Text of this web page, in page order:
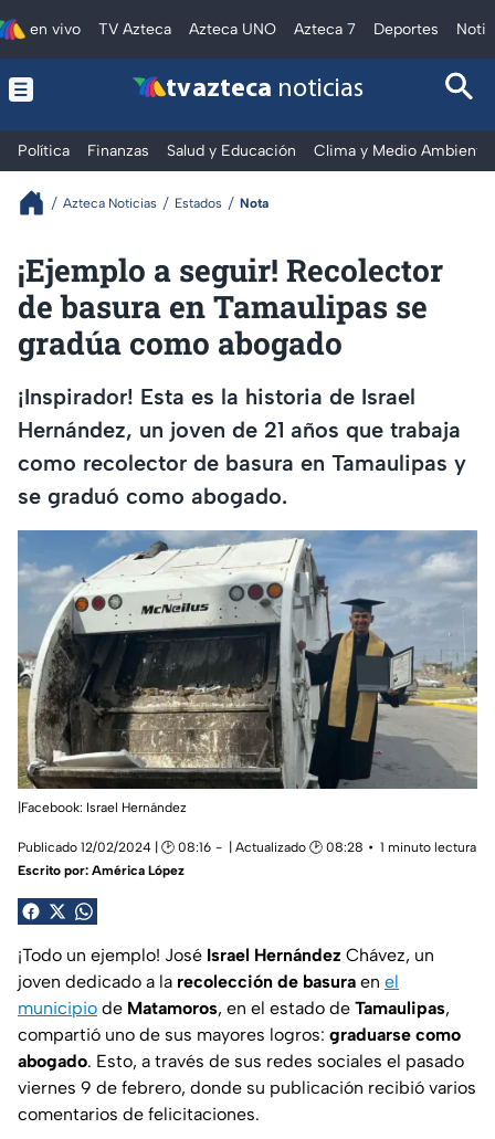
en vivo TV Azteca Azteca UNO Azteca 7 Deportes
tv azteca noticias
Política Finanzas Salud y Educación Clima y Medio Ambiente
Azteca Noticias Estados Nota
¡Ejemplo a seguir! Recolector
de basura en Tamaulipas se
gradúa como abogado
¡Inspirador! Esta es la historia de Israel
Hernández, un joven de 21 años que trabaja
como recolector de basura en Tamaulipas y
se graduó como abogado.
|Facebook: Israel Hernández
Publicado 12/02/2024 | 🕑 08:16 | Actualizado 🕑 08:28
1 minuto lectura
Escrito por: América López
¡Todo un ejemplo! José Israel Hernández Chávez, un
joven dedicado a la recolección de basura en el
municipio de Matamoros, en el estado de Tamaulipas,
compartió uno de sus mayores logros: graduarse como
abogado. Esto, a través de sus redes sociales el pasado
viernes 9 de febrero, donde su publicación recibió varios
comentarios de felicitaciones.